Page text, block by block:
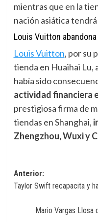
mientras que en la
nación asiática tendrá
Louis Vuitton abandona
Louis Vuitton, por su
tienda en Huaihai Lu,
había sido
actividad financiera
prestigiosa firma de
tiendas en Shanghai,
Zhengzhou, Wuxi y
Navegación
de
entradas
Anterior:
Taylor Swift recapacita y
Mario Vargas Llosa